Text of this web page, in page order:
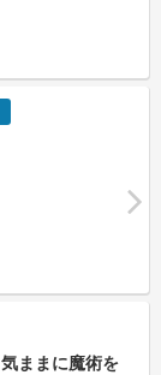
ままに魔術を